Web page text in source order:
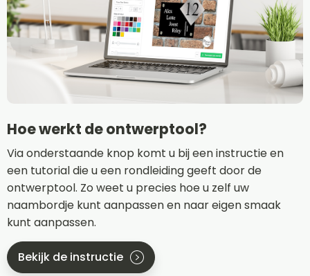
Hoe werkt de ontwerptool?
Via onderstaande knop komt u bij een instructie en
een tutorial die u een rondleiding geeft door de
ontwerptool. Zo weet u precies hoe u zelf uw
naambordje kunt aanpassen en naar eigen smaak
kunt aanpassen.
Bekijk de instructie